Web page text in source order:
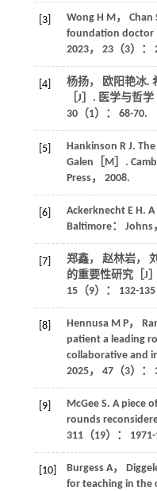
[3] Wong H M ， Chan
foundation doctor
2023， 23（3）：
[4]
杨扬， 欧阳艳冰.
［J］. 医学与哲学
30（1）： 68-70.
[5] Hankinson R J.
Galen ［M］.
Press， 2008.
[6] Ackerknecht E H .
Baltimore： Johns
[7]
郑鑫， 赵林岩，
的重要性研究［J
15（9）： 132-135
[8] Hennusa M P，
patient a leading
collaborative and
2025， 47（3）：
[9] McGee S. A piece
rounds
311（19）： 1971-
[10] Burgess A，
for teaching in the